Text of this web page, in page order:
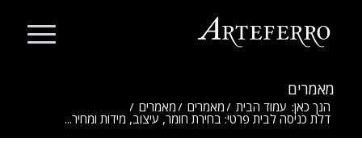
מאמרים
הנך כאן: עמוד הבית / מאמרים / מאמרים /
דלת כניסה לבית פרטי: בחירת חומר, עיצוב, מידות ומחיר...